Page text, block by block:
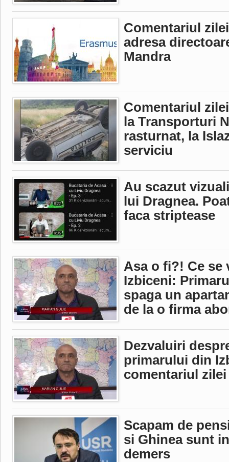
Comentariul
adresa
Mandra
Comentariul
la Transporturi
rasturnat, la
serviciu
Au scazut
lui Dragnea.
faca striptease
Asa o fi?! Ce se
Izbiceni:
spaga un
de la o firma
Dezvaluiri
primarului din
comentariul zilei
Scapam de
si Ghinea sunt
demers